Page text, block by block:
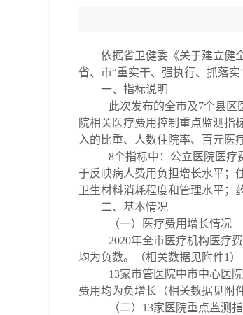
依据省卫健委 《关于建立
省、市“重实干、强执行、抓落
一、指标说明
此次发布的全市及7个县区
院相关医疗费用控制重点监测指
入的比重、人数住院率、百元医
8个指标中：公立医院医疗
于反映病人费用负担增长水平；
卫生材料消耗程度和管理水平；
二、基本情况
（一）医疗费用增长情况
2020年全市医疗机构医疗
均为负数。（相关数据见附件1）
13家市管医院中市中心医
费用均为负增长 （相关数据见附
（二） 13家医院重点监测